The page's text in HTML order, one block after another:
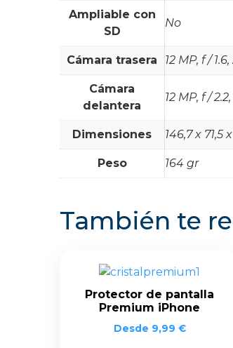
Ampliable con
SD
No
Cámara trasera 12 MP, f /
Cámara
delantera
12 MP, f /
Dimensiones 146,7 x 71,5
Peso 164 gr
También te
Protector de pantalla
Premium iPhone
Desde 9,99 €